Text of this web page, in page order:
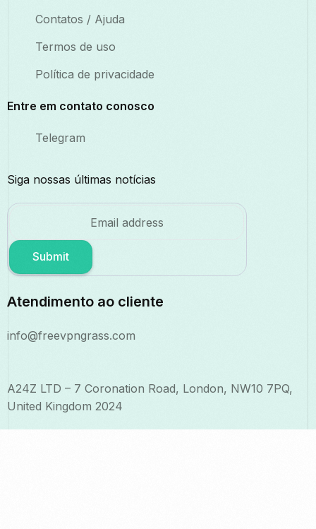
Contatos / Ajuda
Termos de uso
Política de privacidade
Entre em contato conosco
Telegram
Siga nossas últimas notícias
Submit
Atendimento ao cliente
info@freevpngrass.com
A24Z LTD – 7 Coronation Road, London, NW10 7PQ,
United Kingdom 2024